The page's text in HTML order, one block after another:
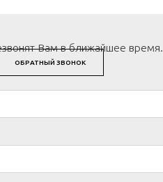
ОБРАТНЫЙ ЗВОНОК
Вам в ближайшее время.